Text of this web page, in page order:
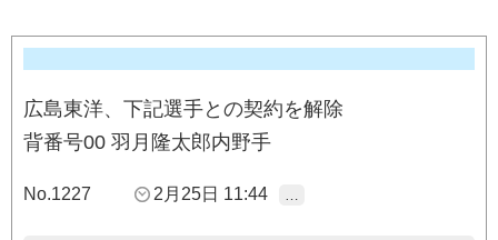
広島東洋、下記選手との契約を解除
背番号00 羽月隆太郎内野手
No.1227 2月25日 11:44